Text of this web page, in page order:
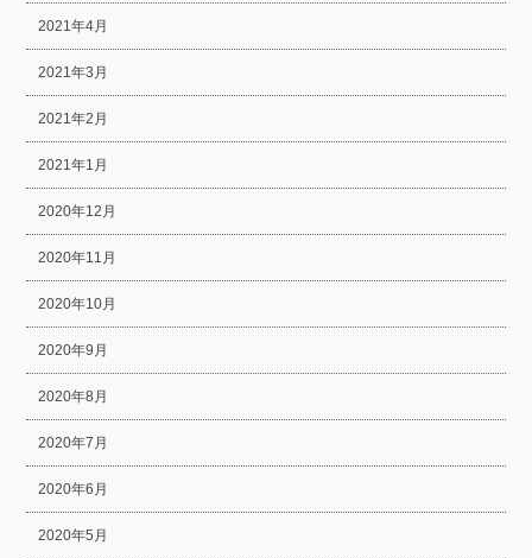
2021年4月
2021年3月
2021年2月
2021年1月
2020年12月
2020年11月
2020年10月
2020年9月
2020年8月
2020年7月
2020年6月
2020年5月